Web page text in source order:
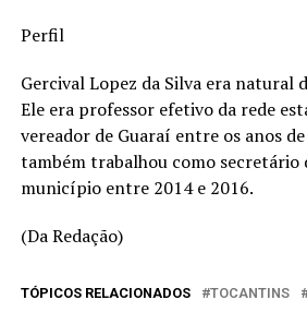
Perfil
Gercival Lopez da Silva era natural
Ele era professor efetivo da rede
vereador de Guaraí entre os anos
também trabalhou como secretário
município entre 2014 e 2016.
(Da Redação)
TÓPICOS RELACIONADOS TOCANTINS